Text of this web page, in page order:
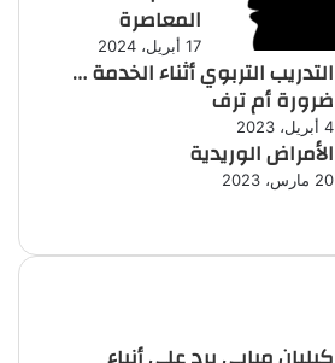
المعاصرة
17 أبريل، 2024
التدريب التربوي أثناء الخدمة …
ضرورة أم ترف
4 أبريل، 2023
الأمراض الوريدية
20 مارس، 2023